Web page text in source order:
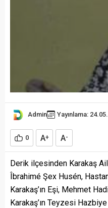
Admin Yayınlama:
0 A+ A-
Derik ilçesinden Karakaş
Îbrahimé Şex Husén,
Karakaş’ın Eşi, Mehmet
Karakaş’ın Teyzesi